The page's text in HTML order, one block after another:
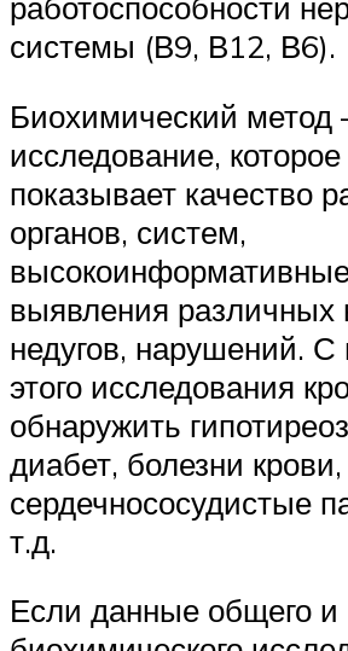
системы (В9, В12, В6).
Биохимический метод
исследование,
показывает качество
органов, систем,
выявления различных
недугов, нарушений.
этого исследования
обнаружить
диабет, болезни крови,
сердечнососудистые
т.д.
Если данные общего и